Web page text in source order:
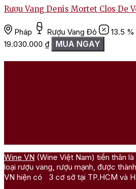
Rượu Vang Denis Mortet Clos De
Pháp Rượu Vang Đỏ
13.5 %
19.030.000 ₫ MUA NGAY
Wine VN (Wine Việt Nam) tiền thân
loại rượu vang, rượu mạnh, được
VN hiện có 3 cơ sở tại TP.HCM và